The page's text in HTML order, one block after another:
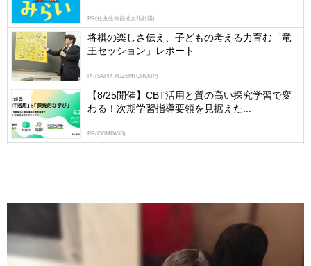
PR(住友生命福祉文化財団)
将棋の楽しさ伝え、子どもの考える力育む「竜
王セッション」レポート
PR(SAPIX YOZEMI GROUP)
【8/25開催】CBT活用と質の高い探究学習で変
わる！次期学習指導要領を見据えた...
PR(COMPASS)